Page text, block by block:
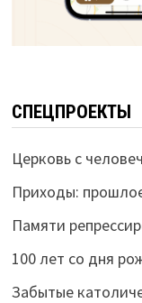
СПЕЦПРОЕКТЫ
Церковь с
Приходы:
Памяти
100 лет со дня
Забытые